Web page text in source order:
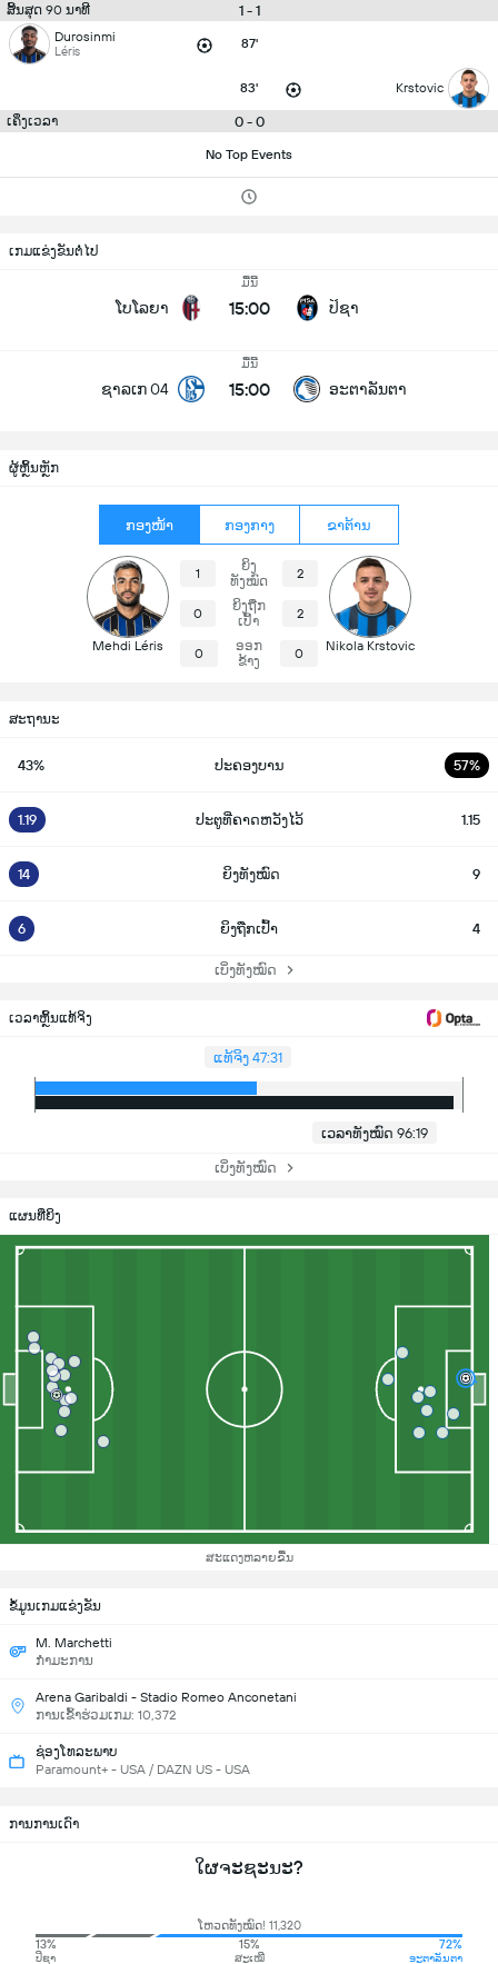
ສິ້ນສຸດ 90 ນາທີ 1 - 1
Durosinmi
Léris 87'
83' Krstovic
ເຄິ່ງເວລາ 0 - 0
No Top Events
ເກມແຂ່ງຂັນຕໍ່ໄປ
ໂບໂລຍາ
ມື້ນີ້
15:00 ປິຊາ
ຊາລເກ 04
ມື້ນີ້
15:00 ອະຕາລັນຕາ
ຜູ້ຫຼິ້ນຫຼັກ
ກອງໜ້າ ກອງກາງ ຂາຕ້ານ
Mehdi Léris
1
ຍິງ
ທັງໝົດ
2
0
ຍິງຖືກ
ເປົ້າ
2
0
ອອກ
ຂ້າງ
0 Nikola Krstovic
ສະຖານະ
43% ປະຄອງບານ 57%
1.19 ປະຕູທີ່ຄາດຫວັງໄວ້ 1.15
14 ຍິງທັງໝົດ 9
6 ຍິງຖືກເປົ້າ 4
ເບິ່ງທັງໝົດ
ເວລາຫຼິ້ນແທ້ຈິງ
ແທ້ຈິງ 47:31
ເວລາທັງໝົດ 96:19
ເບິ່ງທັງໝົດ
ແຜນທີ່ຍິງ
ສະແດງຫລາຍຂື້ນ
ຂ້ໍມູນເກມແຂ່ງຂັນ
M. Marchetti
ກຳມະການ
Arena Garibaldi - Stadio Romeo Anconetani
ການເຂົ້າຮ່ວມເກມ: 10,372
ຊ່ອງໂທລະພາບ
Paramount+ - USA / DAZN US - USA
ການການເດົາ
ໃຜຈະຊະນະ?
ໂຫວດທັງໝົດ! 11,320
13%
ປິຊາ
15%
ສະເໝີ
72%
ອະຕາລັນຕາ